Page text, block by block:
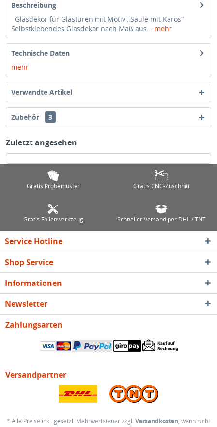
Beschreibung
Glasdekor für Glastüren mit Motiv „Säule mit Karos“
Selbstklebendes Glasdekor nach Maß aus... mehr
Technische Daten
mehr
Verwandte Artikel
Zubehör 3
Zuletzt angesehen
Gratis Probemuster Gratis CNC-Zuschnitt
Gratis Folienwerkzeug Schneller Versand per DHL / TNT
Service Hotline
Shop Service
Informationen
Newsletter
Zahlungsarten
Versandpartner
* Alle Preise inkl. gesetzl. Mehrwertsteuer zzgl. Versandkosten, wenn nicht